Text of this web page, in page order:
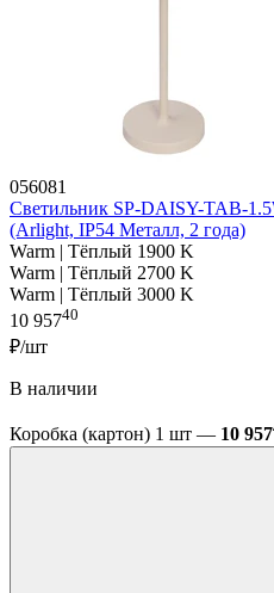
056081
Светильник SP-DAISY-TAB-
(Arlight, IP54 Металл, 2 года)
Warm | Тёплый 1900 K
Warm | Тёплый 2700 K
Warm | Тёплый 3000 K
10 95740
₽/шт
В наличии
Коробка (картон) 1 шт — 10 957